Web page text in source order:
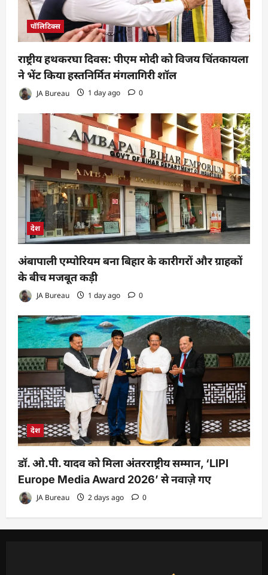
पॉलिटिक्स
राष्ट्रीय हथकरघा दिवस: पीएम मोदी को विजय चिंतकायला
ने भेंट किया हस्तनिर्मित मंगलागिरी शॉल
JA Bureau 1 day ago 0
देश
अंबापाली एम्पोरियम बना बिहार के कारीगरों और ग्राहकों
के बीच मजबूत कड़ी
JA Bureau 1 day ago 0
देश
डॉ. ओ.पी. यादव को मिला अंतरराष्ट्रीय सम्मान, ‘LIPI
Europe Media Award 2026’ से नवाज़े गए
JA Bureau 2 days ago 0